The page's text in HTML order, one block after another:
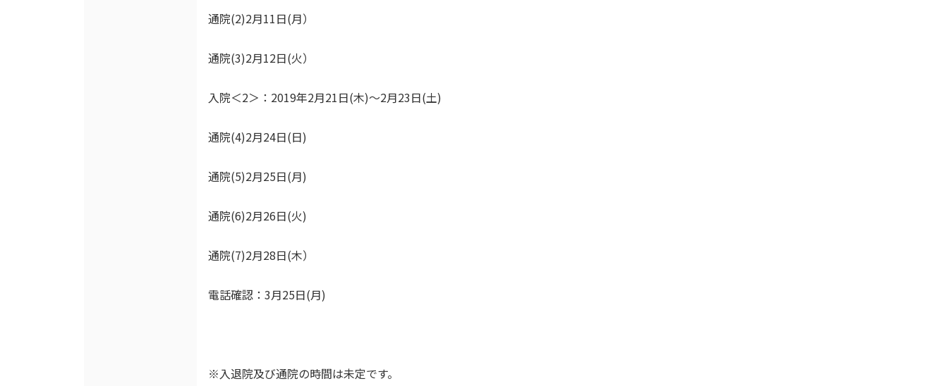
通院(2)2月11日(月）
通院(3)2月12日(火）
入院＜2＞：2019年2月21日(木)～2月23日(土)
通院(4)2月24日(日)
通院(5)2月25日(月)
通院(6)2月26日(火)
通院(7)2月28日(木）
電話確認：3月25日(月)
※入退院及び通院の時間は未定です。